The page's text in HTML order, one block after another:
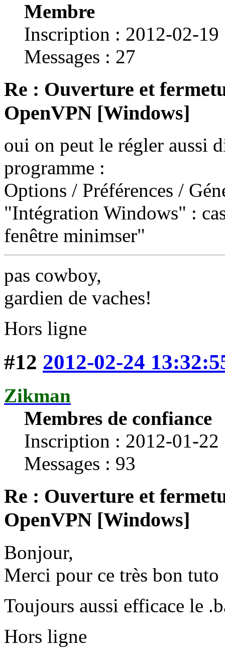
Membre
Inscription : 2012-02-19
Messages : 27
Re : Ouverture et
OpenVPN [Windows]
oui on peut le régler aussi
programme :
Options / Préférences /
"Intégration Windows" :
fenêtre minimser"
pas cowboy,
gardien de vaches!
Hors ligne
#12 2012-02-24
Zikman
Membres de confiance
Inscription : 2012-01-22
Messages : 93
Re : Ouverture et
OpenVPN [Windows]
Bonjour,
Merci pour ce très bon tuto
Toujours aussi efficace le
Hors ligne